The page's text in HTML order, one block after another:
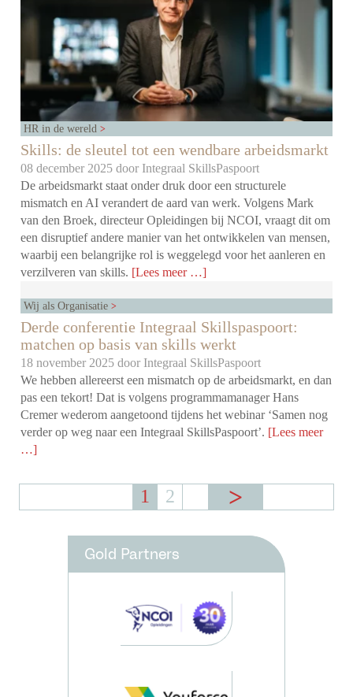
HR in de wereld
Skills: de sleutel tot een wendbare arbeidsmarkt
08 december 2025 door Integraal SkillsPaspoort
De arbeidsmarkt staat onder druk door een structurele
mismatch en AI verandert de aard van werk. Volgens Mark
van den Broek, directeur Opleidingen bij NCOI, vraagt dit om
een disruptief andere manier van het ontwikkelen van mensen,
waarbij een belangrijke rol is weggelegd voor het aanleren en
verzilveren van skills. [Lees meer …]
Wij als Organisatie
Derde conferentie Integraal Skillspaspoort:
matchen op basis van skills werkt
18 november 2025 door Integraal SkillsPaspoort
We hebben allereerst een mismatch op de arbeidsmarkt, en dan
pas een tekort! Dat is volgens programmamanager Hans
Cremer wederom aangetoond tijdens het webinar ‘Samen nog
verder op weg naar een Integraal SkillsPaspoort’. [Lees meer
…]
1 2
Gold Partners